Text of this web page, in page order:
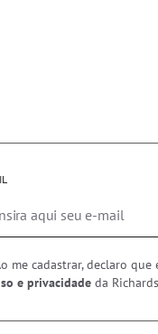
me cadastrar, declaro
e privacidade da Richards